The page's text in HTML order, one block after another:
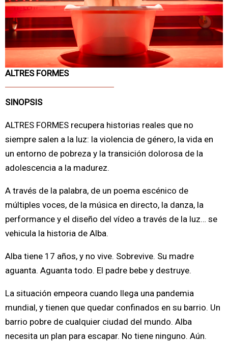
ALTRES FORMES
SINOPSIS
ALTRES FORMES recupera historias reales que no
siempre salen a la luz: la violencia de género, la vida en
un entorno de pobreza y la transición dolorosa de la
adolescencia a la madurez.
A través de la palabra, de un poema escénico de
múltiples voces, de la música en directo, la danza, la
performance y el diseño del vídeo a través de la luz… se
vehicula la historia de Alba.
Alba tiene 17 años, y no vive. Sobrevive. Su madre
aguanta. Aguanta todo. El padre bebe y destruye.
La situación empeora cuando llega una pandemia
mundial, y tienen que quedar confinados en su barrio. Un
barrio pobre de cualquier ciudad del mundo. Alba
necesita un plan para escapar. No tiene ninguno. Aún.